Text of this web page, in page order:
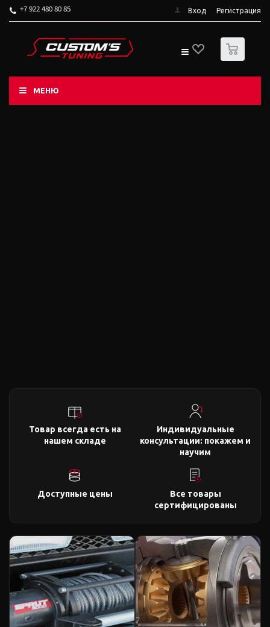
+7 922 480 80 85 Вход Регистрация
0
МЕНЮ
Товар всегда есть на
нашем складе
Индивидуальные
консультации: покажем и
научим
Доступные цены
Все товары
сертифицированы